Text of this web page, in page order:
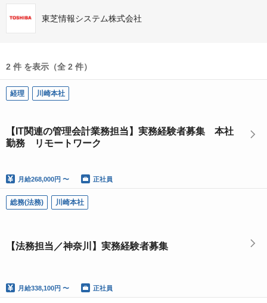
東芝情報システム株式会社
2 件 を表示（全 2 件）
経理 川崎本社
【IT関連の管理会計業務担当】実務経験者募集 本社
勤務 リモートワーク
月給268,000円 〜 正社員
総務(法務) 川崎本社
【法務担当／神奈川】実務経験者募集
月給338,100円 〜 正社員